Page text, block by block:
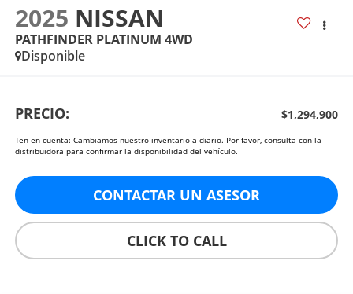
2025 NISSAN
PATHFINDER PLATINUM 4WD
Disponible
PRECIO: $1,294,900
Ten en cuenta: Cambiamos nuestro inventario a diario. Por favor, consulta con la
distribuidora para confirmar la disponibilidad del vehículo.
CONTACTAR UN ASESOR
CLICK TO CALL